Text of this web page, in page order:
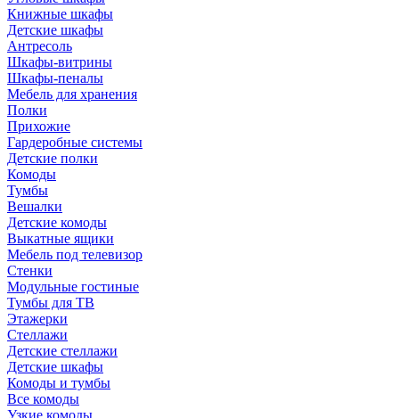
Книжные шкафы
Детские шкафы
Антресоль
Шкафы-витрины
Шкафы-пеналы
Мебель для хранения
Полки
Прихожие
Гардеробные системы
Детские полки
Комоды
Тумбы
Вешалки
Детские комоды
Выкатные ящики
Мебель под телевизор
Стенки
Модульные гостиные
Тумбы для ТВ
Этажерки
Стеллажи
Детские стеллажи
Детские шкафы
Комоды и тумбы
Все комоды
Узкие комоды